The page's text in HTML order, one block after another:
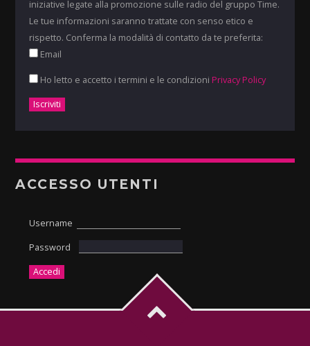
iniziative legate alla promozione sulle radio del gruppo Time.
Le tue informazioni saranno trattate con senso etico e
rispetto. Conferma la modalità di contatto da te preferita:
Email
Ho letto e accetto i termini e le condizioni Privacy Policy
ACCESSO UTENTI
Username
Password